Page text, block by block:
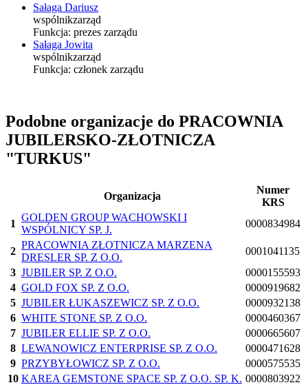
Sałaga Dariusz
wspólnikzarząd
Funkcja: prezes zarządu
Sałaga Jowita
wspólnikzarząd
Funkcja: członek zarządu
Podobne organizacje do PRACOWNIA
JUBILERSKO-ZŁOTNICZA
"TURKUS"
Organizacja
Numer
KRS
1
GOLDEN GROUP WACHOWSKI I
WSPÓLNICY SP. J.
0000834984
2
PRACOWNIA ZŁOTNICZA MARZENA
DRESLER SP. Z O.O.
0001041135
3 JUBILER SP. Z O.O.
0000155593
4 GOLD FOX SP. Z O.O.
0000919682
5 JUBILER ŁUKASZEWICZ SP. Z O.O.
0000932138
6 WHITE STONE SP. Z O.O.
0000460367
7 JUBILER ELLIE SP. Z O.O.
0000665607
8 LEWANOWICZ ENTERPRISE SP. Z O.O.
0000471628
9 PRZYBYŁOWICZ SP. Z O.O.
0000575535
10 KAREA GEMSTONE SPACE SP. Z O.O. SP. K. 0000803922